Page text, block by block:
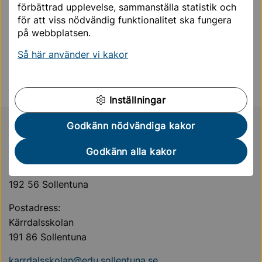
förbättrad upplevelse, sammanställa statistik och
för att viss nödvändig funktionalitet ska fungera
på webbplatsen.
Så här använder vi kakor
Inställningar
Godkänn nödvändiga kakor
Godkänn alla kakor
E-tjänst för skolansökan
Sollentuna Kommun
KONTAKT
Besöksadress:
192 56 Sollentuna
Postadress:
Kärrdalsskolan
191 86 Sollentuna